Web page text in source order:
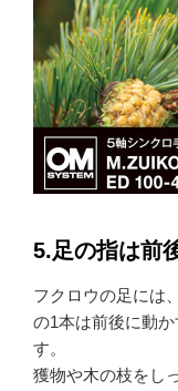
5.足の指は前
フクロウの足には
の1本は前後に動
す。
獲物や木の枝をし